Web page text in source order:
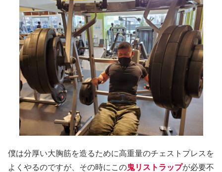
僕は分厚い大胸筋を造るために高重量のチェストプレスを
よくやるのですが、その時にこの鬼リストラップが必要不